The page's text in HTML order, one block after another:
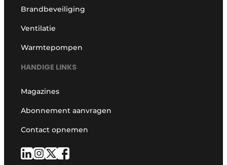
Brandbeveiliging
Ventilatie
Warmtepompen
HANDIGE LINKS
Magazines
Abonnement aanvragen
Contact opnemen